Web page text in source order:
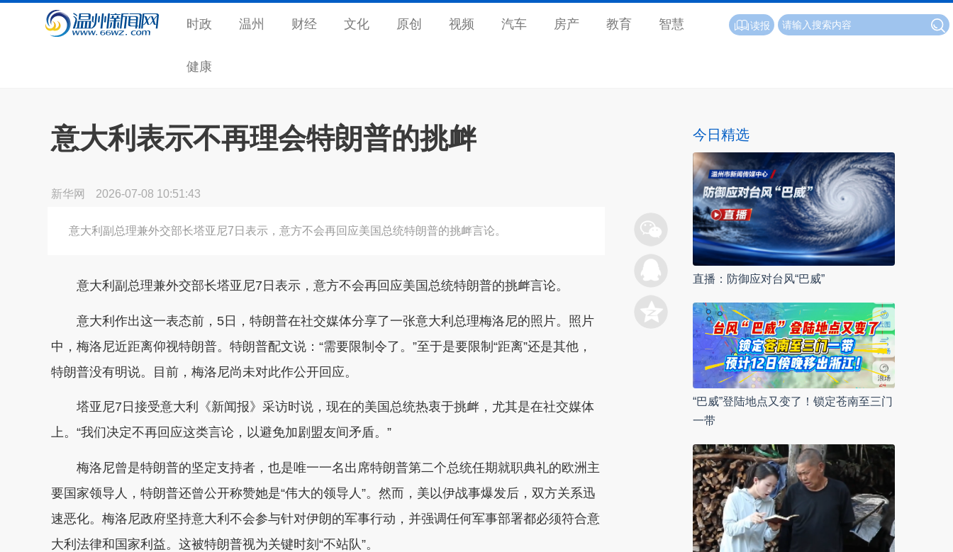
时政 温州 财经 文化 原创 视频 汽车 房产 教育 智慧
健康
读报
意大利表示不再理会特朗普的挑衅
新华网 2026-07-08 10:51:43
意大利副总理兼外交部长塔亚尼7日表示，意方不会再回应美国总统特朗普的挑衅言论。
意大利副总理兼外交部长塔亚尼7日表示，意方不会再回应美国总统特朗普的挑衅言论。
意大利作出这一表态前，5日，特朗普在社交媒体分享了一张意大利总理梅洛尼的照片。照片
中，梅洛尼近距离仰视特朗普。特朗普配文说：“需要限制令了。”至于是要限制“距离”还是其他，
特朗普没有明说。目前，梅洛尼尚未对此作公开回应。
塔亚尼7日接受意大利《新闻报》采访时说，现在的美国总统热衷于挑衅，尤其是在社交媒体
上。“我们决定不再回应这类言论，以避免加剧盟友间矛盾。”
梅洛尼曾是特朗普的坚定支持者，也是唯一一名出席特朗普第二个总统任期就职典礼的欧洲主
要国家领导人，特朗普还曾公开称赞她是“伟大的领导人”。然而，美以伊战事爆发后，双方关系迅
速恶化。梅洛尼政府坚持意大利不会参与针对伊朗的军事行动，并强调任何军事部署都必须符合意
大利法律和国家利益。这被特朗普视为关键时刻“不站队”。
今日精选
直播：防御应对台风“巴威”
“巴威”登陆地点又变了！锁定苍南至三门
一带